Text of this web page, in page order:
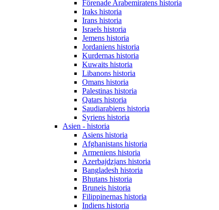
Förenade Arabemiratens historia
Iraks historia
Irans historia
Israels historia
Jemens historia
Jordaniens historia
Kurdernas historia
Kuwaits historia
Libanons historia
Omans historia
Palestinas historia
Qatars historia
Saudiarabiens historia
Syriens historia
Asien - historia
Asiens historia
Afghanistans historia
Armeniens historia
Azerbajdzjans historia
Bangladesh historia
Bhutans historia
Bruneis historia
Filippinernas historia
Indiens historia